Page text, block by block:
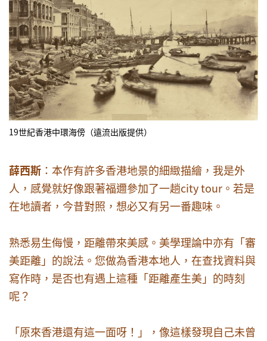
19世紀香港中環海傍（遠流出版提供）
薛西斯 ：本作有許多香港地景的細緻描繪，我是外
人，感覺就好像跟著福邇參加了一趟city tour。若是
在地讀者，今昔對照，想必又有另一番趣味。
熟悉易生侮慢，距離帶來美感。美學理論中亦有「審
美距離」的說法。您做為香港本地人，在查找資料與
寫作時，是否也有遇上這種「距離產生美」的時刻
呢？
「原來香港還有這一面呀！」，像這樣發現自己未曾